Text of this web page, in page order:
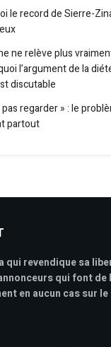
le record de Sierre-
ne relève plus
l’argument de la
discutable
pas regarder » : le
partout
qui revendique sa
qui font de
en aucun cas sur